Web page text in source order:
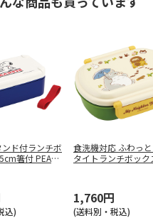
ド付ランチボ
箸付 PEANU
込)
食洗機対応 ふわっ
タイトランチボック
1,760円
(送料別・税込)